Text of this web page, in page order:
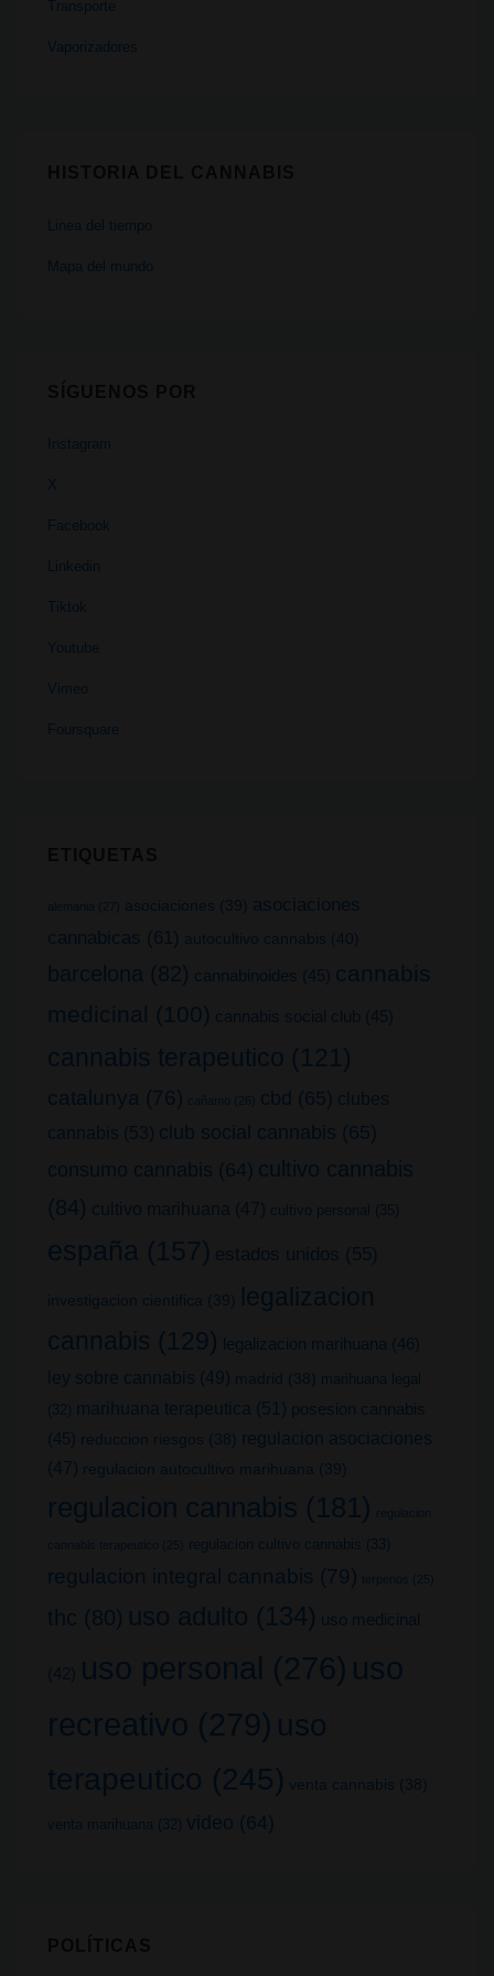
Transporte
Vaporizadores
Linea del tiempo
Mapa del mundo
Instagram
X
Facebook
Linkedin
Tiktok
Youtube
Vimeo
Foursquare
alemania (27) asociaciones (39)
asociaciones
cannabicas (61) autocultivo cannabis (40)
barcelona (82) cannabinoides (45) cannabis
medicinal (100) cannabis social club (45)
cannabis terapeutico (121)
catalunya (76) cañamo (26) cbd (65) clubes
cannabis (53) club social cannabis (65)
consumo cannabis (64) cultivo cannabis
(84) cultivo marihuana (47) cultivo personal (35)
españa (157) estados unidos (55)
investigacion cientifica (39)
legalizacion
cannabis (129) legalizacion marihuana (46)
ley sobre cannabis (49) madrid (38)
marihuana legal
(32)
marihuana terapeutica (51) posesion cannabis
(45) reduccion riesgos (38)
regulacion asociaciones
(47) regulacion autocultivo marihuana (39)
regulacion cannabis (181) regulacion
cannabis terapeutico (25) regulacion cultivo cannabis (33)
regulacion integral cannabis (79) terpenos (25)
thc (80) uso adulto (134) uso medicinal
(42) uso personal (276) uso
recreativo (279) uso
terapeutico (245) venta cannabis (38)
venta marihuana (32) video (64)